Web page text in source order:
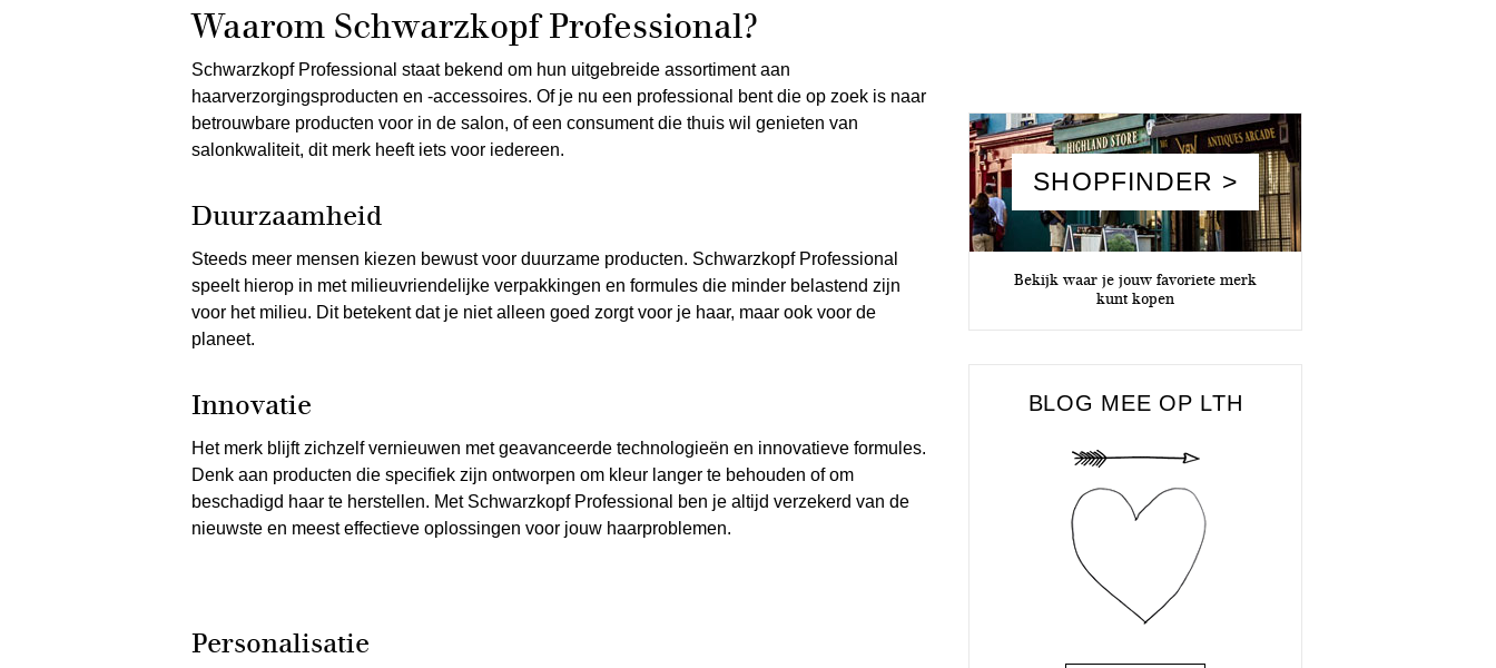
Waarom Schwarzkopf Professional?
Schwarzkopf Professional staat bekend om hun uitgebreide assortiment aan
haarverzorgingsproducten en -accessoires. Of je nu een professional bent die op zoek is naar
betrouwbare producten voor in de salon, of een consument die thuis wil genieten van
salonkwaliteit, dit merk heeft iets voor iedereen.
Duurzaamheid
Steeds meer mensen kiezen bewust voor duurzame producten. Schwarzkopf Professional
speelt hierop in met milieuvriendelijke verpakkingen en formules die minder belastend zijn
voor het milieu. Dit betekent dat je niet alleen goed zorgt voor je haar, maar ook voor de
planeet.
Innovatie
Het merk blijft zichzelf vernieuwen met geavanceerde technologieën en innovatieve formules.
Denk aan producten die specifiek zijn ontworpen om kleur langer te behouden of om
beschadigd haar te herstellen. Met Schwarzkopf Professional ben je altijd verzekerd van de
nieuwste en meest effectieve oplossingen voor jouw haarproblemen.
Personalisatie
SHOPFINDER >
Bekijk waar je jouw favoriete merk
kunt kopen
BLOG MEE OP LTH